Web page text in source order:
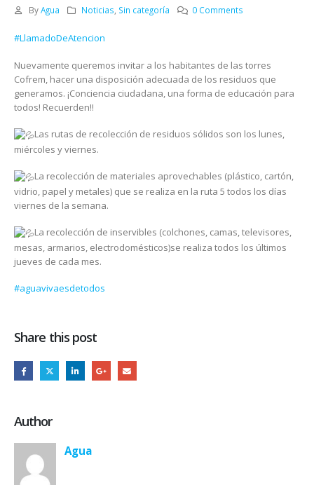
By Agua Noticias Sin categoría 0 Comments
#LlamadoDeAtencion
Nuevamente queremos invitar a los habitantes de las torres
Cofrem, hacer una disposición adecuada de los residuos que
generamos. ¡Conciencia ciudadana, una forma de educación para
todos! Recuerden!!
Las rutas de recolección de residuos sólidos son los lunes,
miércoles y viernes.
La recolección de materiales aprovechables (plástico, cartón,
vidrio, papel y metales) que se realiza en la ruta 5 todos los días
viernes de la semana.
La recolección de inservibles (colchones, camas, televisores,
mesas, armarios, electrodomésticos)se realiza todos los últimos
jueves de cada mes.
#aguavivaesdetodos
Share this post
Author
Agua